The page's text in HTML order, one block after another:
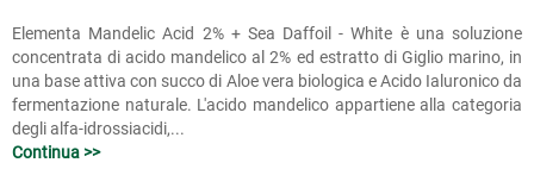
Elementa Mandelic Acid 2% + Sea Daffoil - White è una soluzione
concentrata di acido mandelico al 2% ed estratto di Giglio marino, in
una base attiva con succo di Aloe vera biologica e Acido Ialuronico da
fermentazione naturale. L'acido mandelico appartiene alla categoria
degli alfa-idrossiacidi,...
Continua >>